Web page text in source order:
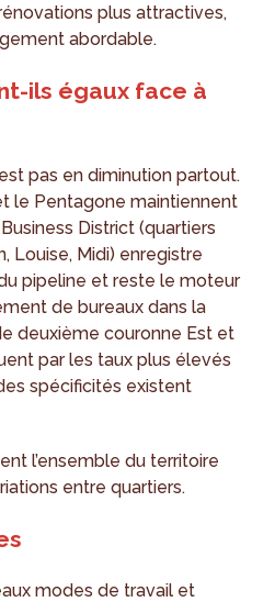
plus attractives,
abordable.
ils égaux face à
pas en diminution partout.
le Pentagone maintiennent
District (quartiers
Louise, Midi) enregistre
pipeline et reste le moteur
de bureaux dans la
deuxième couronne Est et
par les taux plus élevés
spécificités existent
l’ensemble du territoire
entre quartiers.
modes de travail et